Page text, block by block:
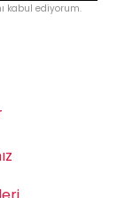
kabul ediyorum.